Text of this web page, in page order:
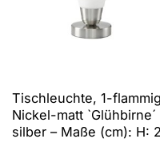
Tischleuchte, 1-
Nickel-matt `Glühbirne´
silber – Maße (cm): H: